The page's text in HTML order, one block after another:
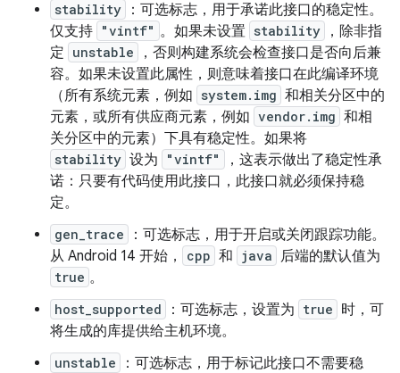
stability
：可选标志，用于承诺此接口的稳定性。
仅支持 "vintf" 。如果未设置 stability
，除非指
定 unstable
，否则构建系统会检查接口是否向后兼
容。如果未设置此属性，则意味着接口在此编译环境
（所有系统元素，例如 system.img 和相关分区中的
元素，或所有供应商元素，例如 vendor.img 和相
关分区中的元素）下具有稳定性。如果将
stability 设为 "vintf"
，这表示做出了稳定性承
诺：只要有代码使用此接口，此接口就必须保持稳
定。
gen_trace
：可选标志，用于开启或关闭跟踪功能。
从 Android 14 开始，
cpp 和 java 后端的默认值为
true 。
host_supported ：可选标志，设置为 true 时，可
将生成的库提供给主机环境。
unstable ：可选标志，用于标记此接口不需要稳